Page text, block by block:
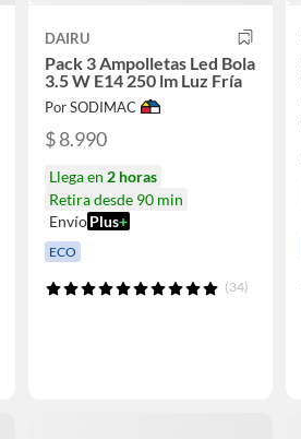
DAIRU
Pack 3 Ampolletas Led Bola
3.5 W E14 250 lm Luz Fría
Por SODIMAC
$ 8.990
Llega en 2 horas
Retira desde 90 min
EnvíoPlus+
ECO
(34)